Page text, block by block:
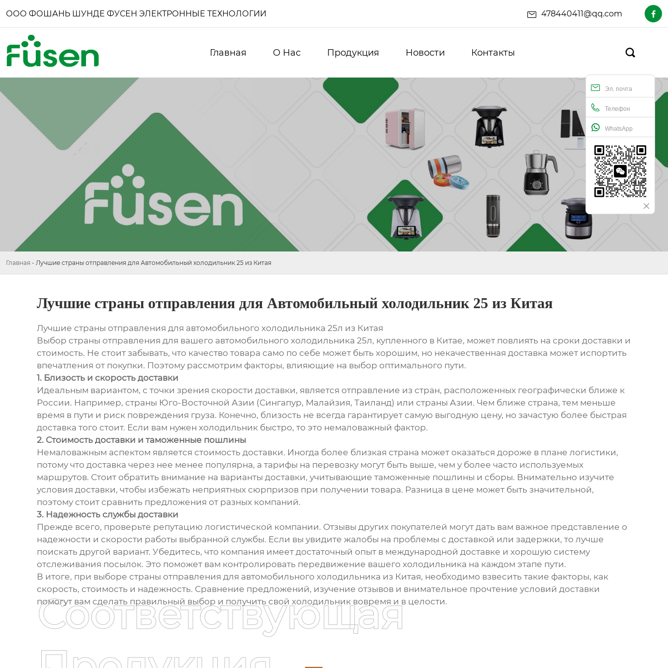
ООО ФОШАНЬ ШУНДЕ ФУСЕН ЭЛЕКТРОННЫЕ ТЕХНОЛОГИИ 478440411@qq.com 
Главная О Нас Продукция Новости Контакты 
Эл. почта
Телефон
WhatsApp
Главная - Лучшие страны отправления для Автомобильный холодильник 25 из Китая
Лучшие страны отправления для Автомобильный холодильник 25 из Китая
Лучшие страны отправления для автомобильного холодильника 25л из Китая
Выбор страны отправления для вашего автомобильного холодильника 25л, купленного в Китае, может повлиять на сроки доставки и
стоимость. Не стоит забывать, что качество товара само по себе может быть хорошим, но некачественная доставка может испортить
впечатления от покупки. Поэтому рассмотрим факторы, влияющие на выбор оптимального пути.
1. Близость и скорость доставки
Идеальным вариантом, с точки зрения скорости доставки, является отправление из стран, расположенных географически ближе к
России. Например, страны Юго-Восточной Азии (Сингапур, Малайзия, Таиланд) или страны Азии. Чем ближе страна, тем меньше
время в пути и риск повреждения груза. Конечно, близость не всегда гарантирует самую выгодную цену, но зачастую более быстрая
доставка того стоит. Если вам нужен холодильник быстро, то это немаловажный фактор.
2. Стоимость доставки и таможенные пошлины
Немаловажным аспектом является стоимость доставки. Иногда более близкая страна может оказаться дороже в плане логистики,
потому что доставка через нее менее популярна, а тарифы на перевозку могут быть выше, чем у более часто используемых
маршрутов. Стоит обратить внимание на варианты доставки, учитывающие таможенные пошлины и сборы. Внимательно изучите
условия доставки, чтобы избежать неприятных сюрпризов при получении товара. Разница в цене может быть значительной,
поэтому стоит сравнить предложения от разных компаний.
3. Надежность службы доставки
Прежде всего, проверьте репутацию логистической компании. Отзывы других покупателей могут дать вам важное представление о
надежности и скорости работы выбранной службы. Если вы увидите жалобы на проблемы с доставкой или задержки, то лучше
поискать другой вариант. Убедитесь, что компания имеет достаточный опыт в международной доставке и хорошую систему
отслеживания посылок. Это поможет вам контролировать передвижение вашего холодильника на каждом этапе пути.
В итоге, при выборе страны отправления для автомобильного холодильника из Китая, необходимо взвесить такие факторы, как
скорость, стоимость и надежность. Сравнение предложений, изучение отзывов и внимательное прочтение условий доставки
помогут вам сделать правильный выбор и получить свой холодильник вовремя и в целости.
Соответствующая